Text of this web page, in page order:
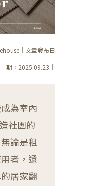
｜文章發布日
期：2025.09.23｜
為室內
社團的
論是租
者，還
居家翻